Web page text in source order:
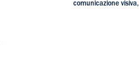
comunicazione visiva,